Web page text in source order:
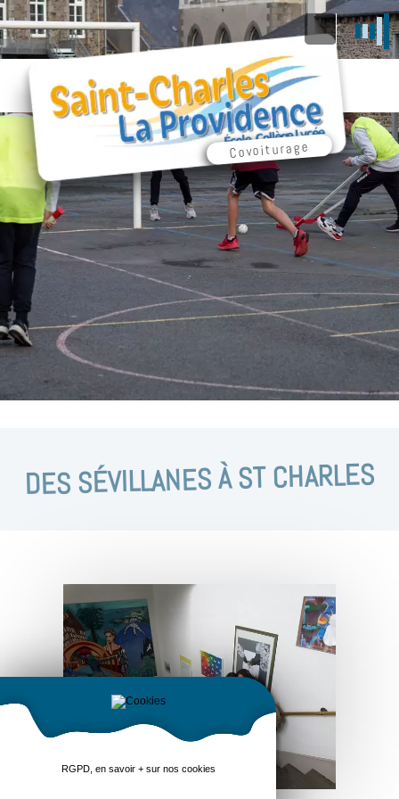
Covoiturage
DES SÉVILLANES À ST CHARLES
RGPD, en savoir + sur nos cookies